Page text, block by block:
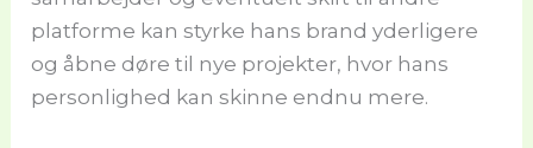
platforme kan styrke hans brand yderligere
og åbne døre til nye projekter, hvor hans
personlighed kan skinne endnu mere.